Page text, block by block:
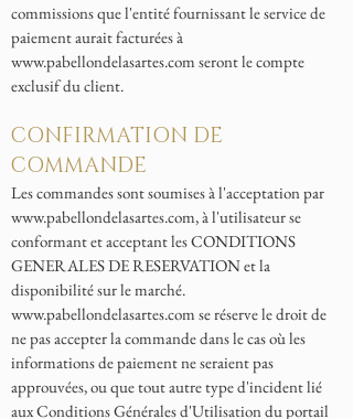
commissions que l'entité fournissant le service de
paiement aurait facturées à
www.pabellondelasartes.com seront le compte
exclusif du client.
CONFIRMATION DE
COMMANDE
Les commandes sont soumises à l'acceptation par
www.pabellondelasartes.com, à l'utilisateur se
conformant et acceptant les CONDITIONS
GENERALES DE RESERVATION et la
disponibilité sur le marché.
www.pabellondelasartes.com se réserve le droit de
ne pas accepter la commande dans le cas où les
informations de paiement ne seraient pas
approuvées, ou que tout autre type d'incident lié
aux Conditions Générales d'Utilisation du portail